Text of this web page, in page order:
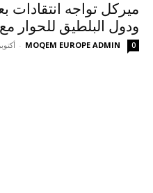
ميركل تواجه انتقادات
ودول البلطيق للحوار
MOQEM EUROPE ADMIN
- أكتوبر 7, 2025 0